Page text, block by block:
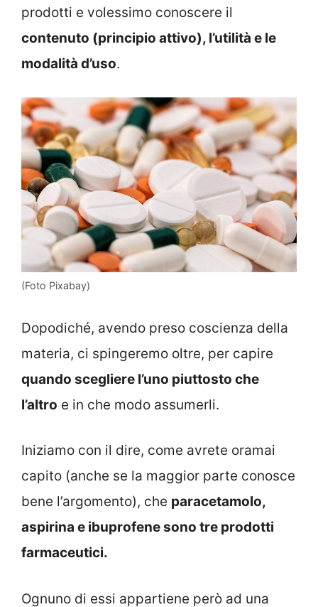
prodotti e volessimo conoscere il
contenuto (principio attivo), l’utilità e le
modalità d’uso.
(Foto Pixabay)
Dopodiché, avendo preso coscienza della
materia, ci spingeremo oltre, per capire
quando scegliere l’uno piuttosto che
l’altro e in che modo assumerli.
Iniziamo con il dire, come avrete oramai
capito (anche se la maggior parte conosce
bene l’argomento), che paracetamolo,
aspirina e ibuprofene sono tre prodotti
farmaceutici.
Ognuno di essi appartiene però ad una